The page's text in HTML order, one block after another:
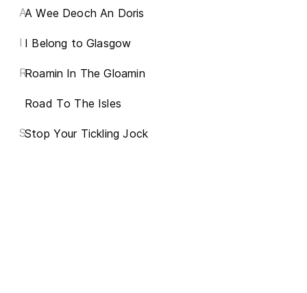
AA Wee Deoch An Doris
I I Belong to Glasgow
RRoamin In The Gloamin
Road To The Isles
SStop Your Tickling Jock